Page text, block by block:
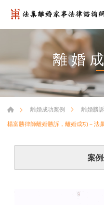
離婚
離婚成功案例
離婚勝
楊富勝律師離婚勝訴，離婚成功－法
案